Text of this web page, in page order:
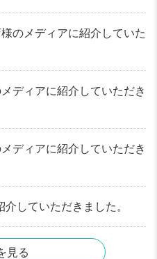
のメディアに紹介していた
ディアに紹介していただき
ディアに紹介していただき
していただきました。
見る